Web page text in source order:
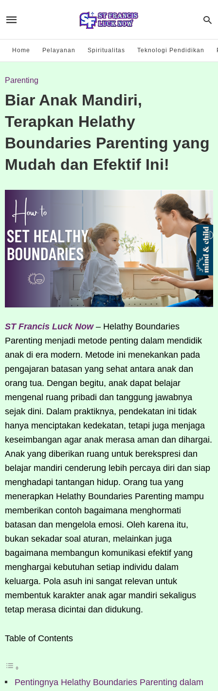
Home Pelayanan Spiritualitas Teknologi Pendidikan
Parenting
Biar Anak Mandiri,
Terapkan Helathy
Boundaries Parenting yang
Mudah dan Efektif Ini!
ST Francis Luck Now– Helathy Boundaries
Parenting menjadi metode penting dalam mendidik
anak di era modern. Metode ini menekankan pada
pengajaran batasan yang sehat antara anak dan
orang tua. Dengan begitu, anak dapat belajar
mengenal ruang pribadi dan tanggung jawabnya
sejak dini. Dalam praktiknya, pendekatan ini tidak
hanya menciptakan kedekatan, tetapi juga menjaga
keseimbangan agar anak merasa aman dan dihargai.
Anak yang diberikan ruang untuk berekspresi dan
belajar mandiri cenderung lebih percaya diri dan siap
menghadapi tantangan hidup. Orang tua yang
menerapkan Helathy Boundaries Parenting mampu
memberikan contoh bagaimana menghormati
batasan dan mengelola emosi. Oleh karena itu,
bukan sekadar soal aturan, melainkan juga
bagaimana membangun komunikasi efektif yang
menghargai kebutuhan setiap individu dalam
keluarga. Pola asuh ini sangat relevan untuk
membentuk karakter anak agar mandiri sekaligus
tetap merasa dicintai dan didukung.
Table of Contents
Pentingnya Helathy Boundaries Parenting dalam